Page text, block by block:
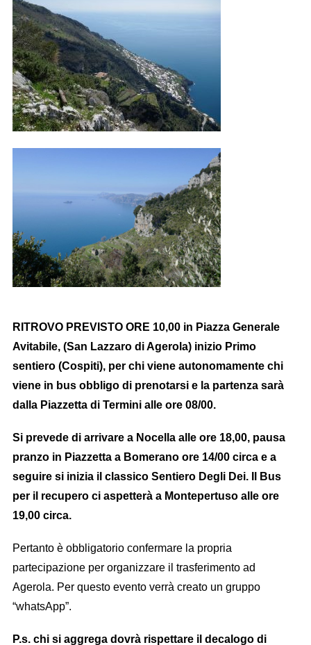
RITROVO PREVISTO ORE 10,00 in Piazza Generale
Avitabile, (San Lazzaro di Agerola) inizio Primo
sentiero (Cospiti), per chi viene autonomamente chi
viene in bus obbligo di prenotarsi e la partenza sarà
dalla Piazzetta di Termini alle ore 08/00.
Si prevede di arrivare a Nocella alle ore 18,00, pausa
pranzo in Piazzetta a Bomerano ore 14/00 circa e a
seguire si inizia il classico Sentiero Degli Dei. Il Bus
per il recupero ci aspetterà a Montepertuso alle ore
19,00 circa.
Pertanto è obbligatorio confermare la propria
partecipazione per organizzare il trasferimento ad
Agerola. Per questo evento verrà creato un gruppo
“whatsApp”.
P.s. chi si aggrega dovrà rispettare il decalogo di